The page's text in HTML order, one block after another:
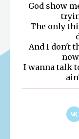
God show
The only
And I don't
I wanna talk